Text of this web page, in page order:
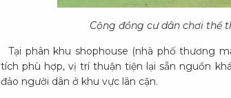
Cộng đồng cư dân chơi thể
Tại phân khu shophouse (nhà phố thương
tích phù hợp, vị trí thuận tiện lại sẵn nguồn
đảo người dân ở khu vực lân cận.